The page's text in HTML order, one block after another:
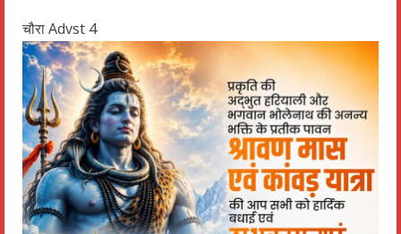
चौरा Advst 4